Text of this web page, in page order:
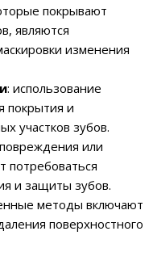
покрывают
являются
изменения
: использование
покрытия и
участков зубов.
или
потребоваться
и защиты зубов.
методы включают
поверхностного